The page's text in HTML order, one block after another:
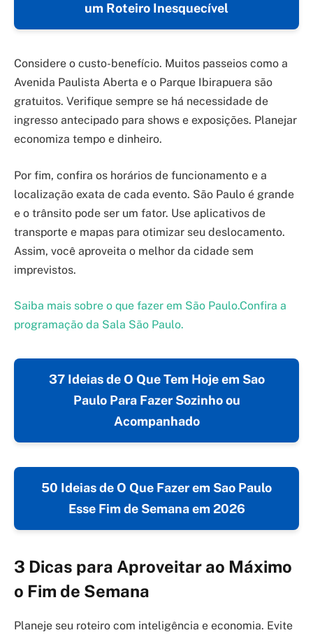
um Roteiro Inesquecível
Considere o custo-benefício. Muitos passeios como a
Avenida Paulista Aberta e o Parque Ibirapuera são
gratuitos. Verifique sempre se há necessidade de
ingresso antecipado para shows e exposições. Planejar
economiza tempo e dinheiro.
Por fim, confira os horários de funcionamento e a
localização exata de cada evento. São Paulo é grande
e o trânsito pode ser um fator. Use aplicativos de
transporte e mapas para otimizar seu deslocamento.
Assim, você aproveita o melhor da cidade sem
imprevistos.
Saiba mais sobre o que fazer em São Paulo.Confira a
programação da Sala São Paulo.
37 Ideias de O Que Tem Hoje em Sao
Paulo Para Fazer Sozinho ou
Acompanhado
50 Ideias de O Que Fazer em Sao Paulo
Esse Fim de Semana em 2026
3 Dicas para Aproveitar ao Máximo
o Fim de Semana
Planeje seu roteiro com inteligência e economia. Evite